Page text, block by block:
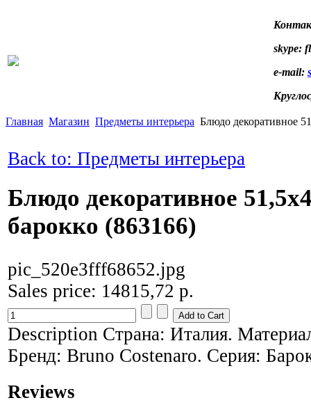
skype:
e-mail:
Главная Магазин Предметы интерьера Блюдо декоративное
Back to: Предметы интерьера
Блюдо декоративное
барокко (863166)
pic_520e3fff68652.jpg
Sales price: 14815,72 р.
Description Страна: Италия.
Бренд: Bruno Costenaro. Серия:
Reviews